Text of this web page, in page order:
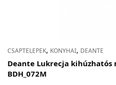
CSAPTELEPEK, KONYHAI, DEANTE
Deante Lukrecja
BDH_072M